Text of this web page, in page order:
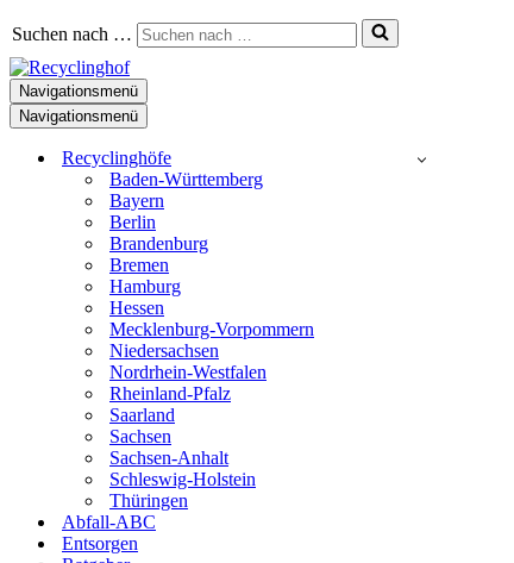
Suchen nach …
Navigationsmenü
Navigationsmenü
Recyclinghöfe
Baden-Württemberg
Bayern
Berlin
Brandenburg
Bremen
Hamburg
Hessen
Mecklenburg-Vorpommern
Niedersachsen
Nordrhein-Westfalen
Rheinland-Pfalz
Saarland
Sachsen
Sachsen-Anhalt
Schleswig-Holstein
Thüringen
Abfall-ABC
Entsorgen